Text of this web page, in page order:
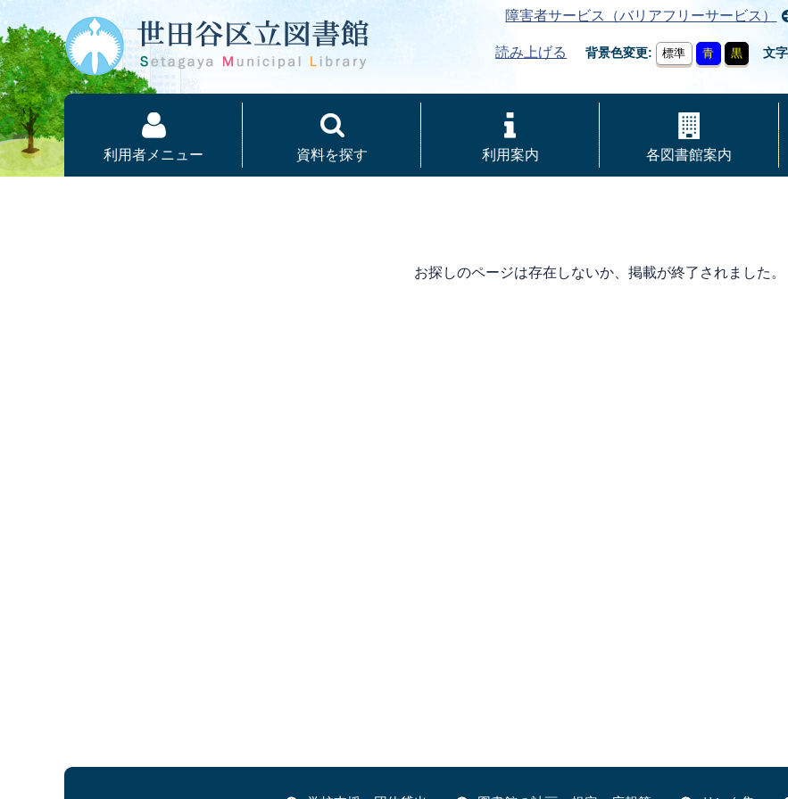
障害者サービス（バリアフリーサービス）
読み上げる 背景色変更 標準 青 黒 文
利用者メニュー 資料を探す 利用案内 各図書館案内
お探しのページは存在しないか、掲載が終了されました。